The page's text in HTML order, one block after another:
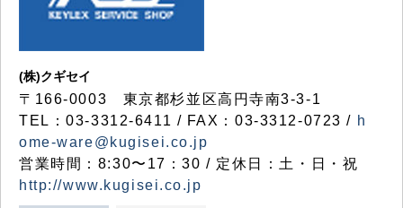
(株)クギセイ
〒166-0003 東京都杉並区高円寺南3-3-1
TEL：03-3312-6411 / FAX：03-3312-0723 / h
ome-ware@kugisei.co.jp
営業時間：8:30〜17：30 / 定休日：土・日・祝
http://www.kugisei.co.jp